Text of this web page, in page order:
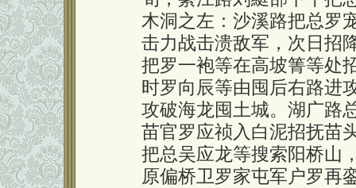
木洞之左：沙溪路把总罗
击力战击溃敌军，次日招
把罗一袍等在高坡箐等处
时罗向辰等由囤后右路进
攻破海龙囤土城。湖广路
苗官罗应祯入白泥招抚苗
把总吴应龙等搜索阳桥山
原偏桥卫罗家屯军户罗再